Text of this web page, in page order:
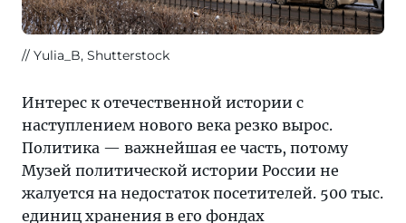
Yulia_B, Shutterstock
Интерес к отечественной истории с
наступлением нового века резко вырос.
Политика — важнейшая ее часть, потому
Музей политической истории России не
жалуется на недостаток посетителей. 500 тыс.
единиц хранения в его фондах